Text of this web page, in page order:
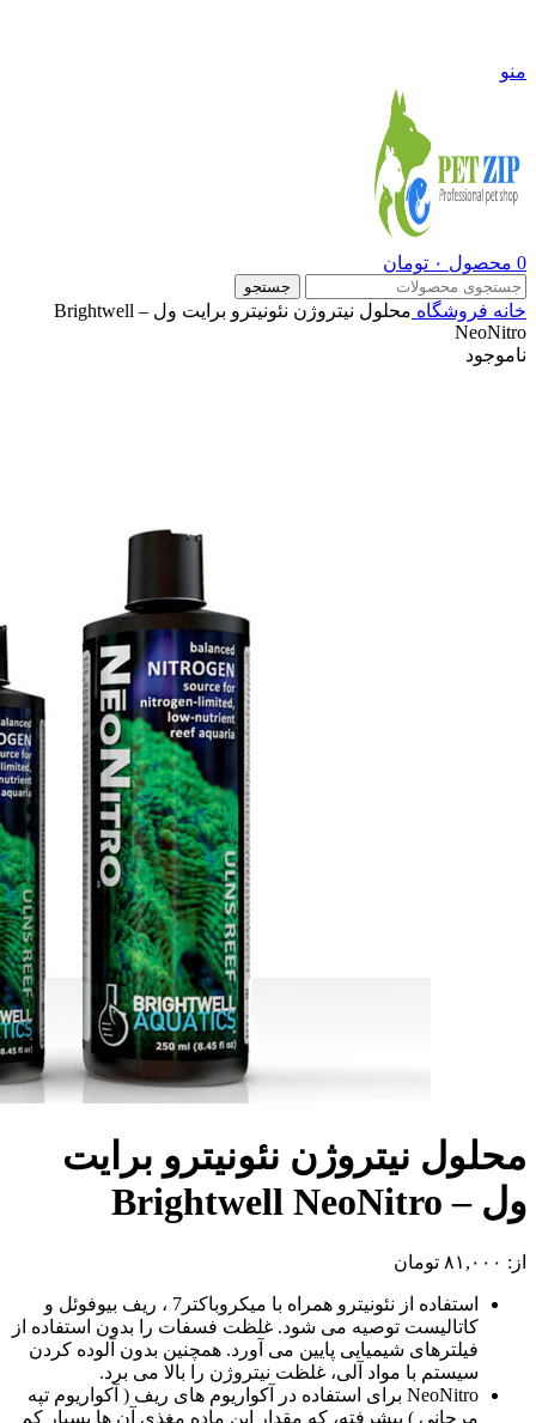
منو
0 محصول ۰ تومان
جستجو
خانه فروشگاه
محلول نیتروژن نئونیترو برایت ول – Brightwell
NeoNitro
ناموجود
محلول نیتروژن نئونیترو برایت
ول – Brightwell NeoNitro
از: ۸۱,۰۰۰ تومان
استفاده از نئونیترو همراه با میکروباکتر7 ، ریف بیوفوئل و
کاتالیست توصیه می شود. غلظت فسفات را بدون استفاده از
فیلترهای شیمیایی پایین می آورد. همچنین بدون آلوده کردن
سیستم با مواد آلی، غلظت نیتروژن را بالا می برد.
NeoNitro برای استفاده در آکواریوم های ریف ( آکواریوم تپه
مرجانی ) پیشرفته، که مقدار این ماده مغذی آن ها بسیار کم